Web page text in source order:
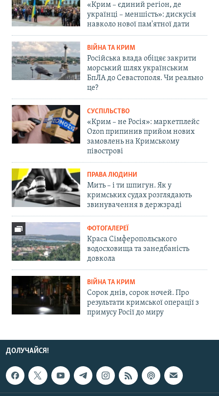
«Крим – єдиний регіон, де
українці – меншість»: дискусія
навколо нової пам'ятної дати
ВІЙНА ТА КРИМ
Російська влада обіцяє закрити
морський шлях українським
БпЛА до Севастополя. Чи реально
це?
СУСПІЛЬСТВО
«Крим – не Росія»: маркетплейс
Ozon припинив прийом нових
замовлень на Кримському
півострові
ПРАВА ЛЮДИНИ
Мить – і ти шпигун. Як у
кримських судах розглядають
звинувачення в держзраді
ФОТОГАЛЕРЕЇ
Краса Сімферопольського
водосховища та занедбаність
довкола
ВІЙНА ТА КРИМ
Сорок днів, сорок ночей. Про
результати кримської операції з
примусу Росії до миру
ДОЛУЧАЙСЯ!